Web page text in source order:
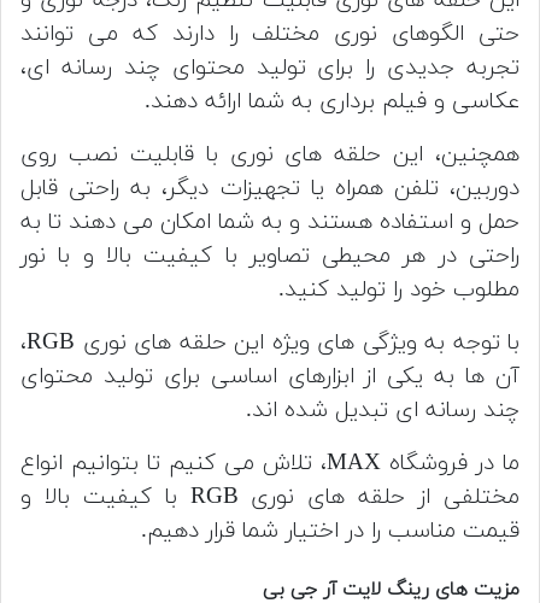
حتی الگوهای نوری مختلف را دارند که می توانند
تجربه جدیدی را برای تولید محتوای چند رسانه ای،
عکاسی و فیلم برداری به شما ارائه دهند.
همچنین، این حلقه های نوری با قابلیت نصب روی
دوربین، تلفن همراه یا تجهیزات دیگر، به راحتی قابل
حمل و استفاده هستند و به شما امکان می دهند تا به
راحتی در هر محیطی تصاویر با کیفیت بالا و با نور
مطلوب خود را تولید کنید.
با توجه به ویژگی های ویژه این حلقه های نوری RGB،
آن ها به یکی از ابزارهای اساسی برای تولید محتوای
چند رسانه ای تبدیل شده اند.
ما در فروشگاه MAX، تلاش می کنیم تا بتوانیم انواع
مختلفی از حلقه های نوری RGB با کیفیت بالا و
قیمت مناسب را در اختیار شما قرار دهیم.
مزیت های رینگ لایت آر جی بی